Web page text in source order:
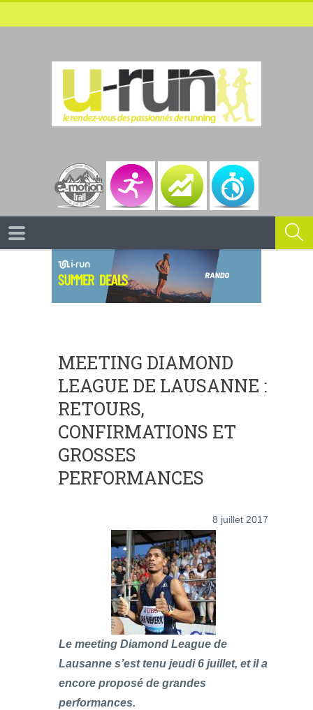
MEETING DIAMOND
LEAGUE DE LAUSANNE :
RETOURS,
CONFIRMATIONS ET
GROSSES
PERFORMANCES
8 juillet 2017
Le meeting Diamond League de
Lausanne s’est tenu jeudi 6 juillet, et il a
encore proposé de grandes
performances.